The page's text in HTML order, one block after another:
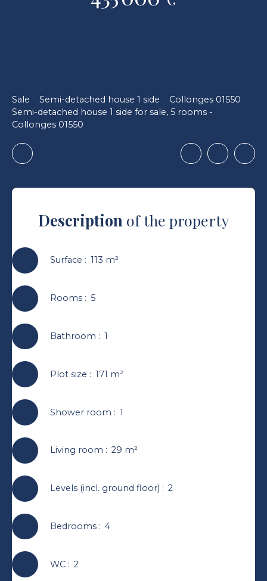
Sale Semi-detached house 1 side
Collonges 01550
Semi-detached house 1 side for sale, 5 rooms -
Collonges 01550
Description of the property
Surface : 113 m²
Rooms: 5
Bathroom : 1
Plot size : 171 m²
Shower room : 1
Living room : 29 m²
Levels (incl. ground floor) : 2
Bedrooms: 4
WC: 2